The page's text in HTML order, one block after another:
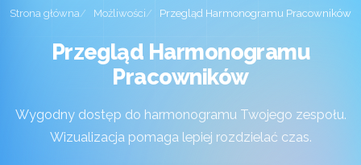
Strona główna Możliwości Przegląd Harmonogramu Pracowników
Przegląd Harmonogramu
Pracowników
Wygodny dostęp do harmonogramu Twojego zespołu.
Wizualizacja pomaga lepiej rozdzielać czas.